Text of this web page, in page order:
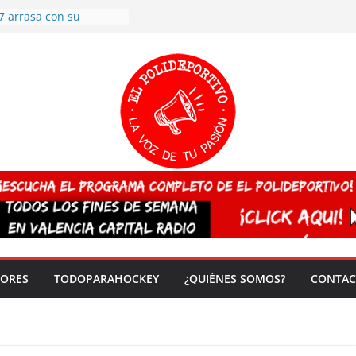
arrasa con su
España sub20
del mundo
vez!
TODOPARAHOCKEY ¿QUIÉNES SOMOS?